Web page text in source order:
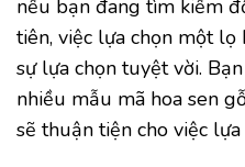
nếu bạn đang tìm kiếm
tiên, việc lựa chọn một
sự lựa chọn tuyệt vời.
nhiều mẫu mã hoa sen
sẽ thuận tiện cho việc lựa